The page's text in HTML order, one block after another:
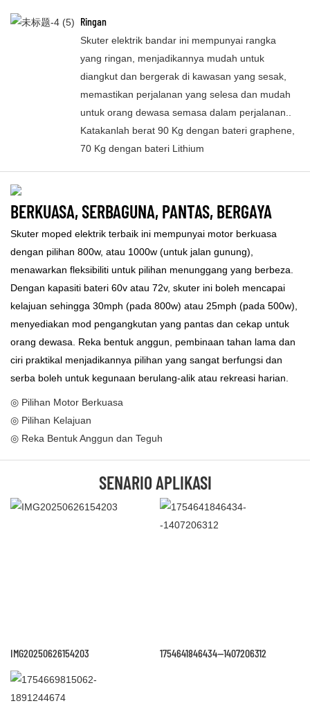
Ringan
Skuter elektrik bandar ini mempunyai rangka
yang ringan, menjadikannya mudah untuk
diangkut dan bergerak di kawasan yang sesak,
memastikan perjalanan yang selesa dan mudah
untuk orang dewasa semasa dalam perjalanan..
Katakanlah berat 90 Kg dengan bateri graphene,
70 Kg dengan bateri Lithium
BERKUASA, SERBAGUNA, PANTAS, BERGAYA
Skuter moped elektrik terbaik ini mempunyai motor berkuasa
dengan pilihan 800w, atau 1000w (untuk jalan gunung),
menawarkan fleksibiliti untuk pilihan menunggang yang berbeza.
Dengan kapasiti bateri 60v atau 72v, skuter ini boleh mencapai
kelajuan sehingga 30mph (pada 800w) atau 25mph (pada 500w),
menyediakan mod pengangkutan yang pantas dan cekap untuk
orang dewasa. Reka bentuk anggun, pembinaan tahan lama dan
ciri praktikal menjadikannya pilihan yang sangat berfungsi dan
serba boleh untuk kegunaan berulang-alik atau rekreasi harian.
◎ Pilihan Motor Berkuasa
◎ Pilihan Kelajuan
◎ Reka Bentuk Anggun dan Teguh
SENARIO APLIKASI
IMG20250626154203 1754641846434--1407206312